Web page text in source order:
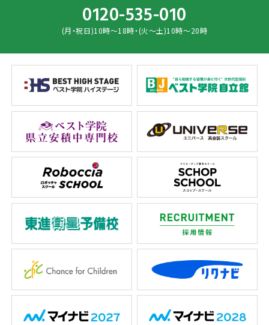
0120-535-010
(月・祝日)10時～18時・(火～土)10時～20時